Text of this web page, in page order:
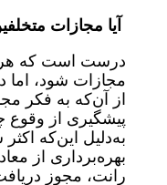
آیا مجازات
درست است که هر
مجازات شود، اما
از آن‌که به فکر
پیشگیری از وقوع
به‌دلیل این‌که
بهره‌برداری از
رانت، مجوز